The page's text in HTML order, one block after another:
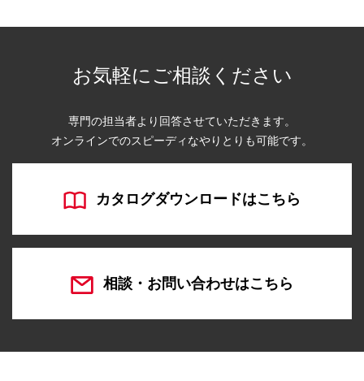
お気軽にご相談ください
専門の担当者より回答させていただきます。
オンラインでのスピーディなやりとりも可能です。
カタログダウンロードはこちら
相談・お問い合わせはこちら